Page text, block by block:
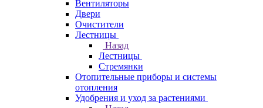
Вентиляторы
Двери
Очистители
Лестницы
Назад
Лестницы
Стремянки
Отопительные приборы и системы
отопления
Удобрения и уход за растениями